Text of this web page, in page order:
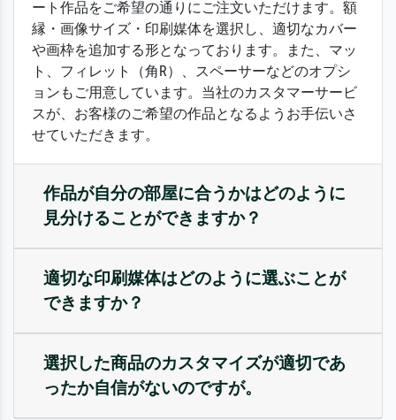
ート作品をご希望の通りにご注文いただけます。額
縁・画像サイズ・印刷媒体を選択し、適切なカバー
や画枠を追加する形となっております。また、マッ
ト、フィレット（角R）、スペーサーなどのオプシ
ョンもご用意しています。当社のカスタマーサービ
スが、お客様のご希望の作品となるようお手伝いさ
せていただきます。
作品が自分の部屋に合うかはどのように
見分けることができますか？
適切な印刷媒体はどのように選ぶことが
できますか？
選択した商品のカスタマイズが適切であ
ったか自信がないのですが。